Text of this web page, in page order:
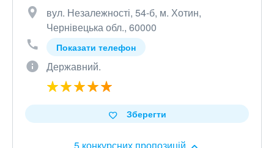
вул. Незалежності, 54-б, м. Хотин,
Чернівецька обл., 60000
Показати телефон
Державний.
Зберегти